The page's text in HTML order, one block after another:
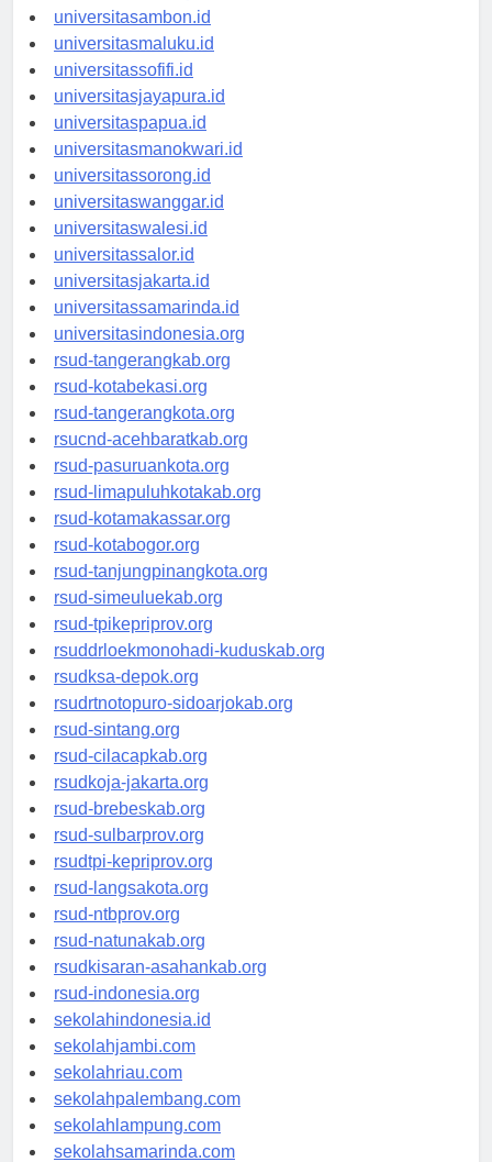
universitasmamuju.id
universitasambon.id
universitasmaluku.id
universitassofifi.id
universitasjayapura.id
universitaspapua.id
universitasmanokwari.id
universitassorong.id
universitaswanggar.id
universitaswalesi.id
universitassalor.id
universitasjakarta.id
universitassamarinda.id
universitasindonesia.org
rsud-tangerangkab.org
rsud-kotabekasi.org
rsud-tangerangkota.org
rsucnd-acehbaratkab.org
rsud-pasuruankota.org
rsud-limapuluhkotakab.org
rsud-kotamakassar.org
rsud-kotabogor.org
rsud-tanjungpinangkota.org
rsud-simeuluekab.org
rsud-tpikepriprov.org
rsuddrloekmonohadi-kuduskab.org
rsudksa-depok.org
rsudrtnotopuro-sidoarjokab.org
rsud-sintang.org
rsud-cilacapkab.org
rsudkoja-jakarta.org
rsud-brebeskab.org
rsud-sulbarprov.org
rsudtpi-kepriprov.org
rsud-langsakota.org
rsud-ntbprov.org
rsud-natunakab.org
rsudkisaran-asahankab.org
rsud-indonesia.org
sekolahindonesia.id
sekolahjambi.com
sekolahriau.com
sekolahpalembang.com
sekolahlampung.com